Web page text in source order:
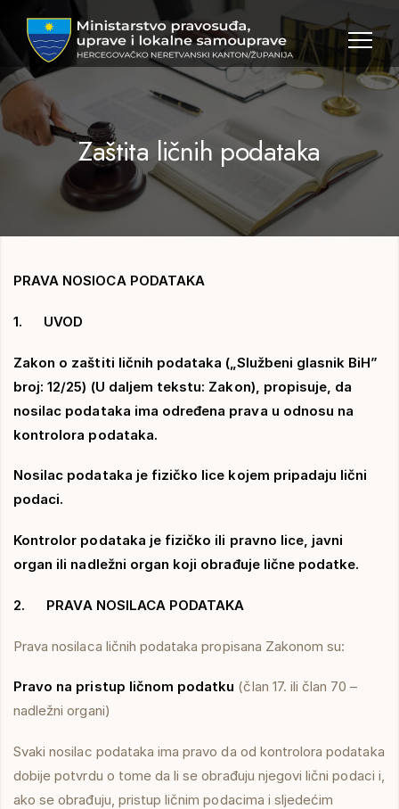
MPULS
HNK
Zaštita ličnih podataka
PRAVA NOSIOCA PODATAKA
1. UVOD
Zakon o zaštiti ličnih podataka („Službeni glasnik BiH”
broj: 12/25) (U daljem tekstu: Zakon), propisuje, da
nosilac podataka ima određena prava u odnosu na
kontrolora podataka.
Nosilac podataka je fizičko lice kojem pripadaju lični
podaci.
Kontrolor podataka je fizičko ili pravno lice, javni
organ ili nadležni organ koji obrađuje lične podatke.
2. PRAVA NOSILACA PODATAKA
Prava nosilaca ličnih podataka propisana Zakonom su:
Pravo na pristup ličnom podatku (član 17. ili član 70 –
nadležni organi)
Svaki nosilac podataka ima pravo da od kontrolora podataka
dobije potvrdu o tome da li se obrađuju njegovi lični podaci i,
ako se obrađuju, pristup ličnim podacima i sljedećim